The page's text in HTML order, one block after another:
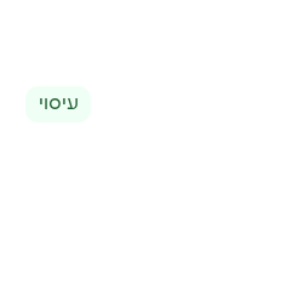
עיסוי